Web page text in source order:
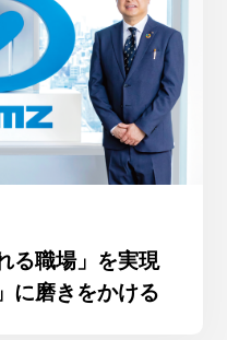
る職場」を実現
に磨きをかける